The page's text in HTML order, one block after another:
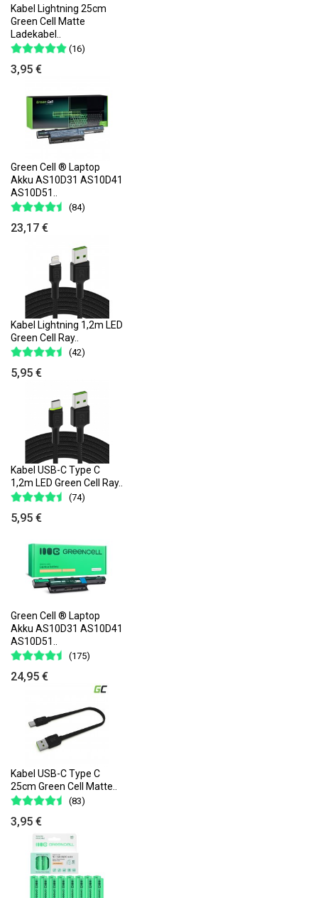
Kabel Lightning 25cm
Green Cell Matte
Ladekabel..
(16)
3,95 €
Green Cell ® Laptop
Akku AS10D31 AS10D41
AS10D51..
(84)
23,17 €
Kabel Lightning 1,2m LED
Green Cell Ray..
(42)
5,95 €
Kabel USB-C Type C
1,2m LED Green Cell Ray..
(74)
5,95 €
Green Cell ® Laptop
Akku AS10D31 AS10D41
AS10D51..
(175)
24,95 €
Kabel USB-C Type C
25cm Green Cell Matte..
(83)
3,95 €